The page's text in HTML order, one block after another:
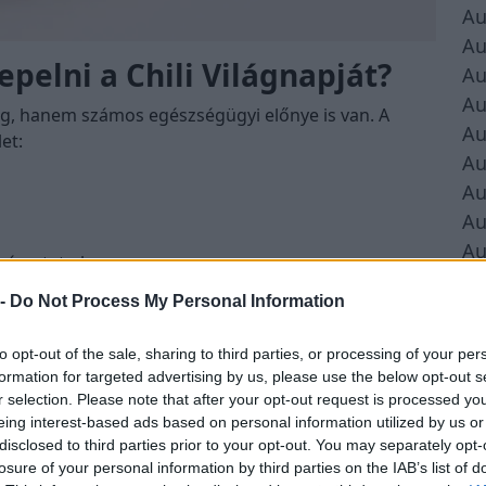
Do Not Process My Personal Information
opt-out of the sale, sharing to third parties, or processing of your
for targeted advertising by us, please use the below opt-out
selection. Please note that after your opt-out request is processed
interest-based ads based on personal information utilized by us
to third parties prior to your opt-out. You may separately
of your personal information by third parties on the IAB’s list of
a Chili Világnapját?
hanem számos egészségügyi előnye is van. A
okoz.
is fontos szerepet játszik. Az indiai, mexikói,
a chilit, hogy ételeik ízvilágát fokozza.
Chili Világnapját?